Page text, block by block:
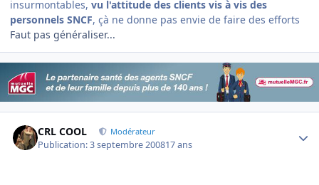
insurmontables, vu l'attitude des clients vis à vis des
personnels SNCF, çà ne donne pas envie de faire des efforts
Faut pas généraliser...
CRL COOL Modérateur
Publication:3 septembre 200817 ans